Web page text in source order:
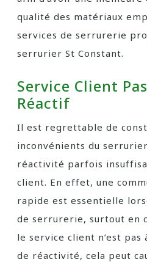
qualité des matériaux
services de serrurerie
serrurier St Constant.
Service Client
Réactif
Il est regrettable de
inconvénients du
réactivité parfois
client. En effet, une
rapide est essentielle
de serrurerie, surtout en
le service client n’est
de réactivité, cela peut